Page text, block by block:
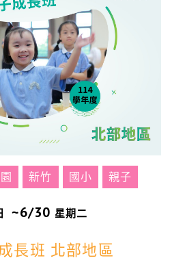
新竹 國小 親子
~6/30 星期二
長班 北部地區